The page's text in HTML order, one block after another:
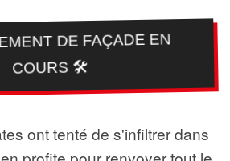
DE FAÇADE EN
COURS 🛠️
ont tenté de s'infiltrer dans